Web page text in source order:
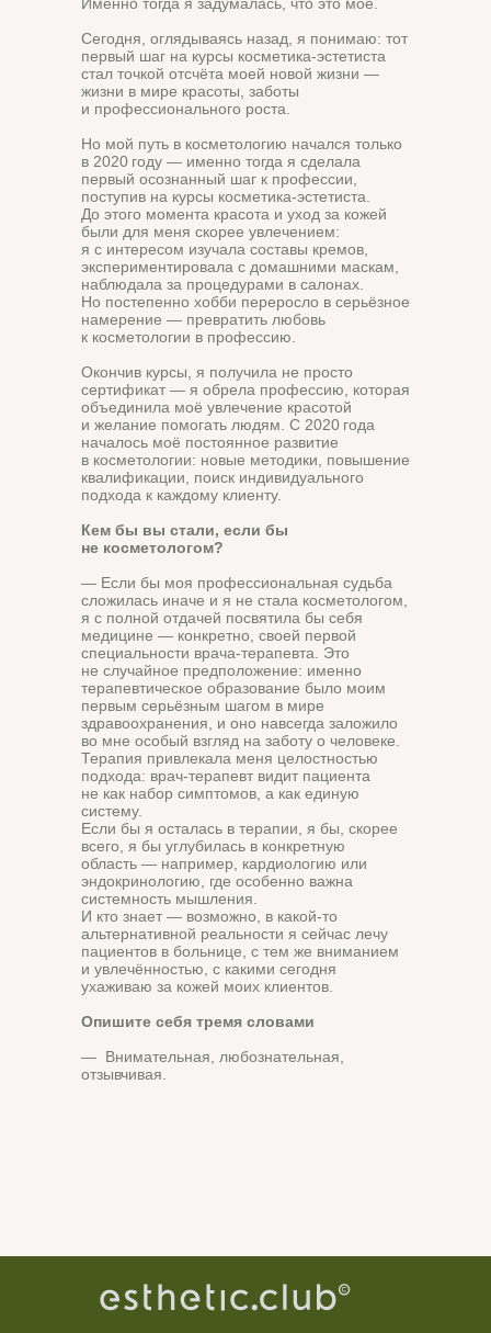
Именно тогда я задумалась, что это моё.
Сегодня, оглядываясь назад, я понимаю: тот
первый шаг на курсы косметика‑эстетиста
стал точкой отсчёта моей новой жизни —
жизни в мире красоты, заботы
и профессионального роста.
Но мой путь в косметологию начался только
в 2020 году — именно тогда я сделала
первый осознанный шаг к профессии,
поступив на курсы косметика‑эстетиста.
До этого момента красота и уход за кожей
были для меня скорее увлечением:
я с интересом изучала составы кремов,
экспериментировала с домашними маскам,
наблюдала за процедурами в салонах.
Но постепенно хобби переросло в серьёзное
намерение — превратить любовь
к косметологии в профессию.
Окончив курсы, я получила не просто
сертификат — я обрела профессию, которая
объединила моё увлечение красотой
и желание помогать людям. С 2020 года
началось моё постоянное развитие
в косметологии: новые методики, повышение
квалификации, поиск индивидуального
подхода к каждому клиенту.
Кем бы вы стали, если бы
не косметологом?
— Если бы моя профессиональная судьба
сложилась иначе и я не стала косметологом,
я с полной отдачей посвятила бы себя
медицине — конкретно, своей первой
специальности врача‑терапевта. Это
не случайное предположение: именно
терапевтическое образование было моим
первым серьёзным шагом в мире
здравоохранения, и оно навсегда заложило
во мне особый взгляд на заботу о человеке.
Терапия привлекала меня целостностью
подхода: врач‑терапевт видит пациента
не как набор симптомов, а как единую
систему.
Если бы я осталась в терапии, я бы, скорее
всего, я бы углубилась в конкретную
область — например, кардиологию или
эндокринологию, где особенно важна
системность мышления.
И кто знает — возможно, в какой‑то
альтернативной реальности я сейчас лечу
пациентов в больнице, с тем же вниманием
и увлечённостью, с какими сегодня
ухаживаю за кожей моих клиентов.
Опишите себя тремя словами
— Внимательная, любознательная,
отзывчивая.